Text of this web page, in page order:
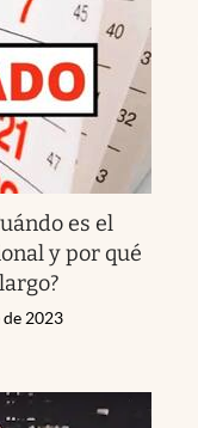
es el
y por qué
de 2023